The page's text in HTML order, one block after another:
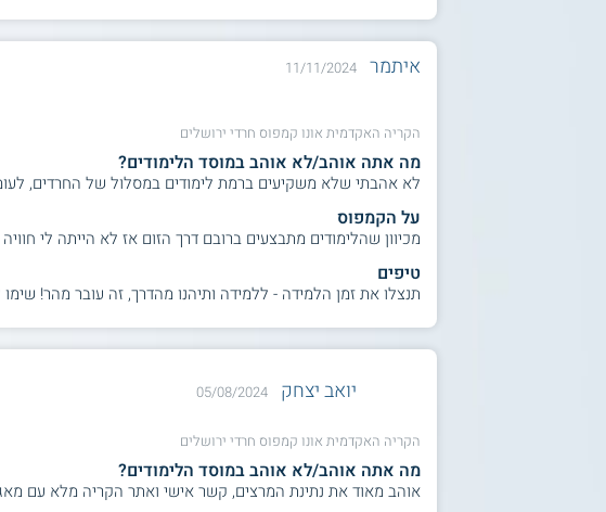
איתמר 11/11/2024
הקריה האקדמית אונו קמפוס חרדי ירושלים
מה אתה אוהב/לא אוהב במוסד הלימודים?
לא אהבתי שלא משקיעים ברמת לימודים במסלול של החרדים,
על הקמפוס
מכיוון שהלימודים מתבצעים ברובם דרך הזום אז לא הייתה לי
טיפים
תנצלו את זמן הלמידה - ללמידה ותיהנו מהדרך, זה עובר מהר!
יואב יצחק 05/08/2024
הקריה האקדמית אונו קמפוס חרדי ירושלים
מה אתה אוהב/לא אוהב במוסד הלימודים?
אוהב מאוד את נתינת המרצים, קשר אישי ואתר הקריה מלא עם